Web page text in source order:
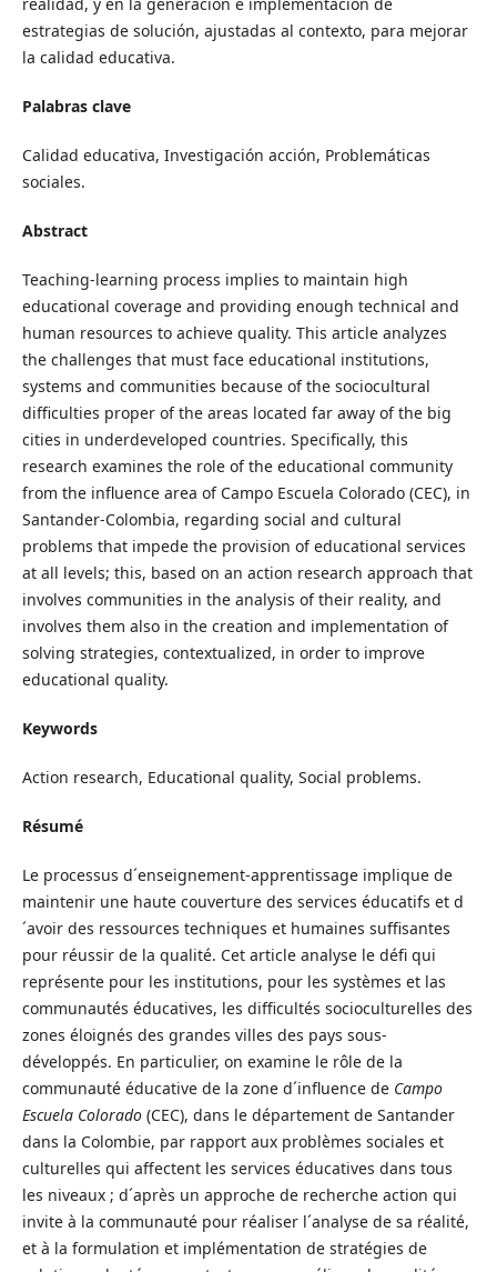
estrategias de solución, ajustadas al contexto, para mejorar
la calidad educativa.
Palabras clave
Calidad educativa, Investigación acción, Problemáticas
sociales.
Abstract
Teaching-learning process implies to maintain high
educational coverage and providing enough technical and
human resources to achieve quality. This article analyzes
the challenges that must face educational institutions,
systems and communities because of the sociocultural
difficulties proper of the areas located far away of the big
cities in underdeveloped countries. Specifically, this
research examines the role of the educational community
from the influence area of Campo Escuela Colorado (CEC), in
Santander-Colombia, regarding social and cultural
problems that impede the provision of educational services
at all levels; this, based on an action research approach that
involves communities in the analysis of their reality, and
involves them also in the creation and implementation of
solving strategies, contextualized, in order to improve
educational quality.
Keywords
Action research, Educational quality, Social problems.
Résumé
Le processus d´enseignement-apprentissage implique de
maintenir une haute couverture des services éducatifs et d
´avoir des ressources techniques et humaines suffisantes
pour réussir de la qualité. Cet article analyse le défi qui
représente pour les institutions, pour les systèmes et las
communautés éducatives, les difficultés socioculturelles des
zones éloignés des grandes villes des pays sous-
développés. En particulier, on examine le rôle de la
communauté éducative de la zone d´influence de Campo
Escuela Colorado(CEC), dans le département de Santander
dans la Colombie, par rapport aux problèmes sociales et
culturelles qui affectent les services éducatives dans tous
les niveaux ; d´après un approche de recherche action qui
invite à la communauté pour réaliser l´analyse de sa réalité,
et à la formulation et implémentation de stratégies de